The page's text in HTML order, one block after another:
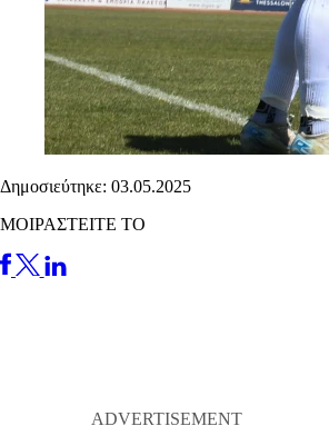
Δημοσιεύτηκε: 03.05.2025
ΜΟΙΡΑΣΤΕΙΤΕ ΤΟ